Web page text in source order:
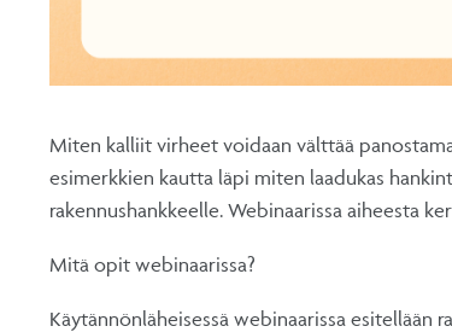
Miten kalliit virheet voidaan välttää
esimerkkien kautta läpi miten laadukas
rakennushankkeelle. Webinaarissa aiheesta
Mitä opit webinaarissa?
Käytännönläheisessä webinaarissa esitellään